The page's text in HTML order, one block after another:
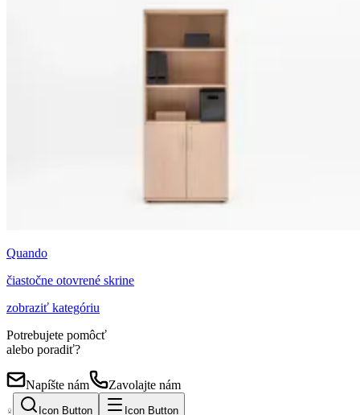
Quando
čiastočne otovrené skrine
zobraziť kategóriu
Potrebujete pomôcť
alebo poradiť?
Napíšte nám Zavolajte nám
Icon Button Icon Button